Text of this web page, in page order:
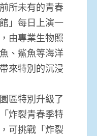
所未有的青春
」每日上演一
由專業生物照
、鯊魚等海洋
來特別的沉浸
區特別升級了
炸裂青春季特
可挑戰「炸裂